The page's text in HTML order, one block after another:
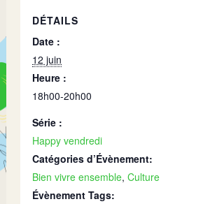
DÉTAILS
Date :
12 juin
Heure :
18h00-20h00
Série :
Happy vendredi
Catégories d’Évènement:
Bien vivre ensemble,Culture
Évènement Tags: